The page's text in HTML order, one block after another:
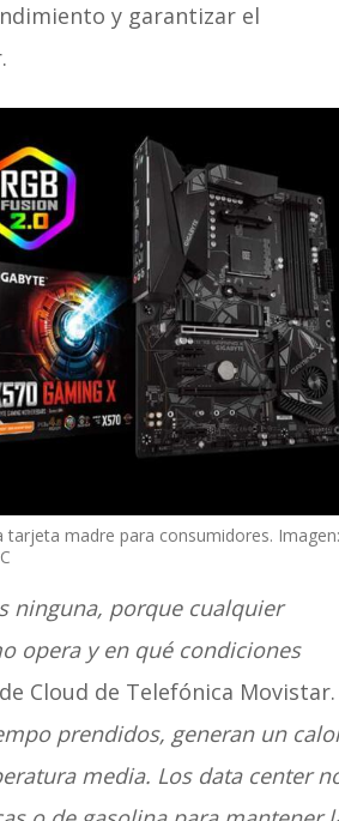
y garantizar el
madre para consumidores. Imagen:
ninguna, porque cualquier
opera y en qué condiciones
Cloud de Telefónica Movistar.
prendidos, generan un
media. Los data center